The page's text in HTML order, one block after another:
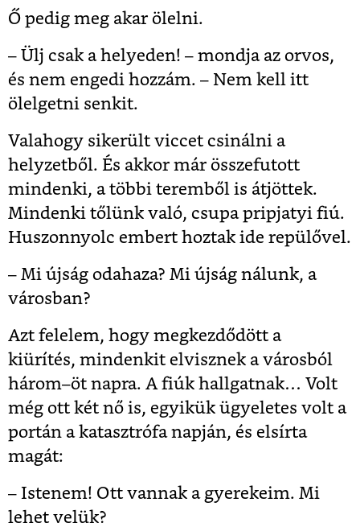
Ő pedig meg akar ölelni.
– Ülj csak a helyeden! – mondja az orvos,
és nem engedi hozzám. – Nem kell itt
ölelgetni senkit.
Valahogy sikerült viccet csinálni a
helyzetből. És akkor már összefutott
mindenki, a többi teremből is átjöttek.
Mindenki tőlünk való, csupa pripjatyi fiú.
Huszonnyolc embert hoztak ide repülővel.
– Mi újság odahaza? Mi újság nálunk, a
városban?
Azt felelem, hogy megkezdődött a
kiürítés, mindenkit elvisznek a városból
három–öt napra. A fiúk hallgatnak… Volt
még ott két nő is, egyikük ügyeletes volt a
portán a katasztrófa napján, és elsírta
magát:
– Istenem! Ott vannak a gyerekeim. Mi
lehet velük?